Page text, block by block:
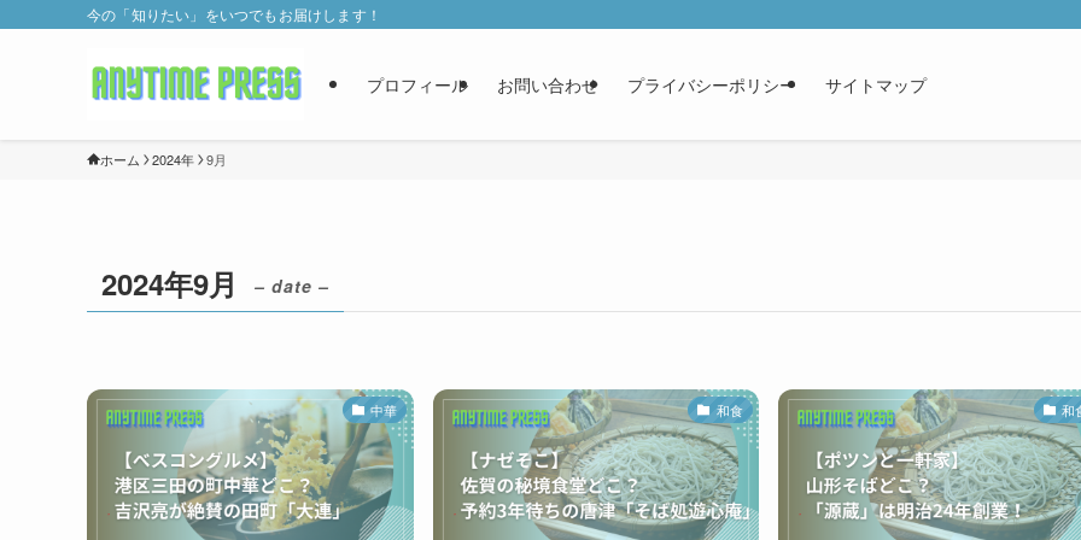
今の「知りたい」をいつでもお届けします！
プロフィール お問い合わせ プライバシーポリシー サイトマップ
ホーム 2024年 9月
2024年9月 – date –
中華 和食 和